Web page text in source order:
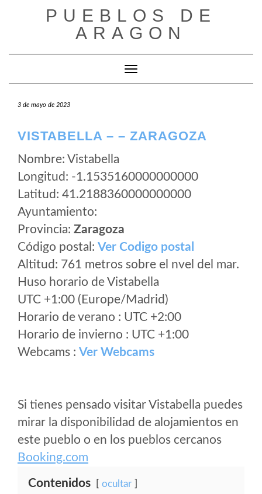
PUEBLOS DE
ARAGON
Cambiar modo de navegación
3 de mayo de 2023
VISTABELLA – – ZARAGOZA
Nombre: Vistabella
Longitud: -1.1535160000000000
Latitud: 41.2188360000000000
Ayuntamiento:
Provincia: Zaragoza
Código postal: Ver Codigo postal
Altitud: 761 metros sobre el nvel del mar.
Huso horario de Vistabella
UTC +1:00 (Europe/Madrid)
Horario de verano : UTC +2:00
Horario de invierno : UTC +1:00
Webcams : Ver Webcams
Si tienes pensado visitar Vistabella puedes
mirar la disponibilidad de alojamientos en
este pueblo o en los pueblos cercanos
Booking.com
Contenidos ocultar